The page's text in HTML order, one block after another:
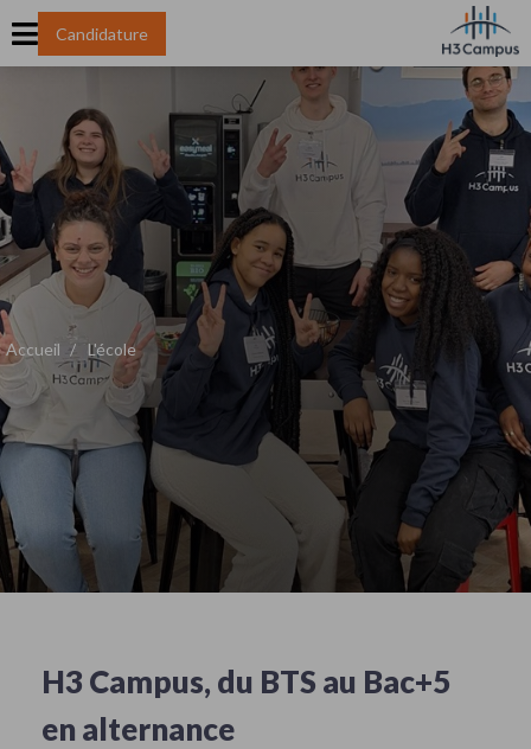
Candidature
Accueil L'école
H3 Campus, du BTS au Bac+5
en alternance